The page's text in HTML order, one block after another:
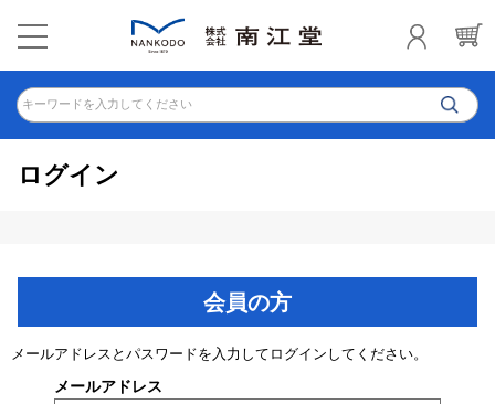
キーワードを入力してください
ログイン
会員の方
メールアドレスとパスワードを入力してログインしてください。
メールアドレス